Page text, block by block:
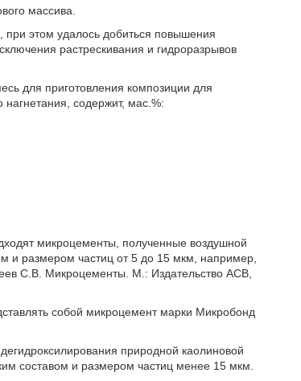
массива.
при этом удалось добиться повышения
растрескивания и гидроразрывов
для приготовления композиции для
нагнетания, содержит, мас.%:
микроцементы, полученные воздушной
и размером частиц от 5 до 15 мкм, например,
С.В. Микроцементы. М.: Издательство АСВ,
собой микроцемент марки Микробонд
природной каолиновой
составом и размером частиц менее 15 мкм.